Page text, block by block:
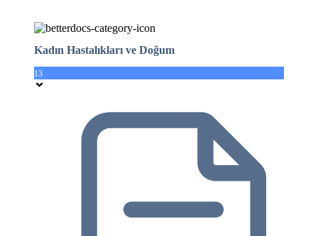
Kadın Hastalıkları ve Doğum
13